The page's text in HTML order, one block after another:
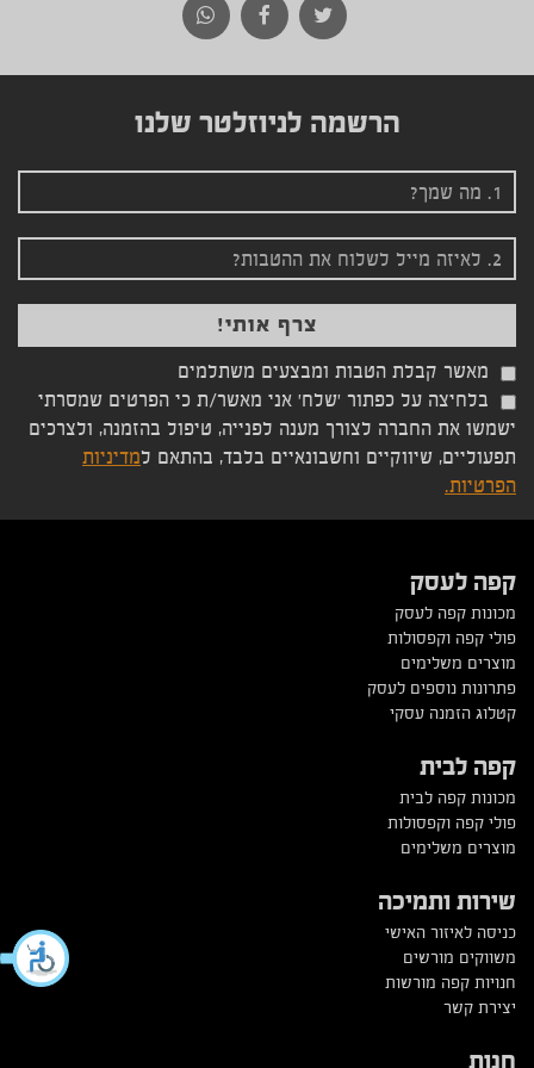
הרשמה לניוזלטר שלנו
מאשר קבלת הטבות ומבצעים משתלמים
בלחיצה על כפתור 'שלח' אני מאשר/ת כי הפרטים שמסרתי
ישמשו את החברה לצורך מענה לפנייה, טיפול בהזמנה, ולצרכים
תפעוליים, שיווקיים וחשבונאיים בלבד, בהתאם למדיניות
הפרטיות.
קפה לעסק
מכונות קפה לעסק
פולי קפה וקפסולות
מוצרים משלימים
פתרונות נוספים לעסק
קטלוג הזמנה עסקי
קפה לבית
מכונות קפה לבית
פולי קפה וקפסולות
מוצרים משלימים
שירות ותמיכה
כניסה לאיזור האישי
משווקים מורשים
חנויות קפה מורשות
יצירת קשר